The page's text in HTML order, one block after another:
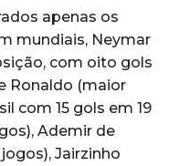
apenas os
mundiais, Neymar
com oito gols
Ronaldo (maior
com 15 gols em 19
Ademir de
Jairzinho